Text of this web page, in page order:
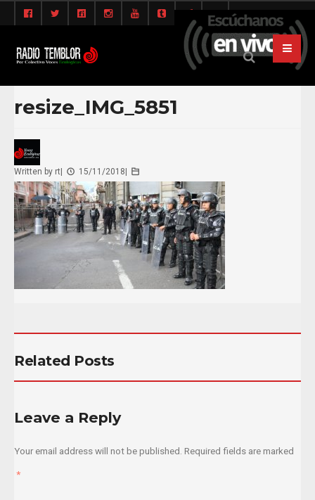
resize_IMG_5851
Written by rt 15/11/2018
Related Posts
Leave a Reply
Your email address will not be published. Required fields are marked
*